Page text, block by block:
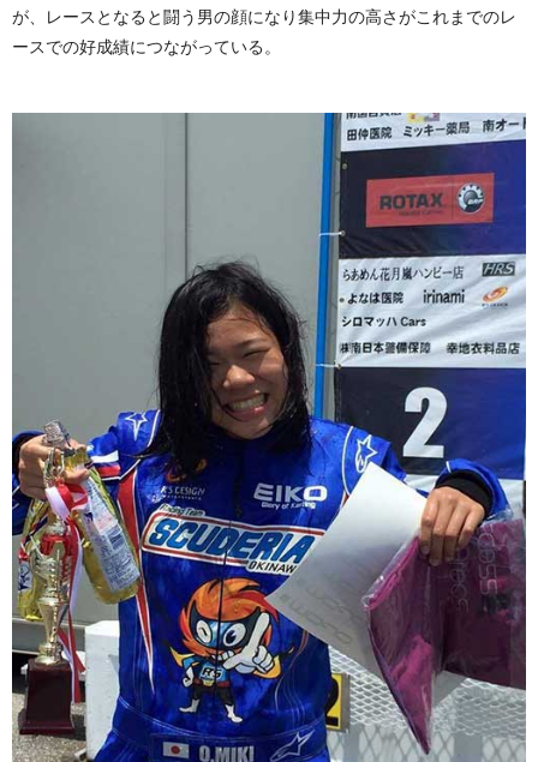
が、レースとなると闘う男の顔になり集中力の高さがこれまでのレ
ースでの好成績につながっている。